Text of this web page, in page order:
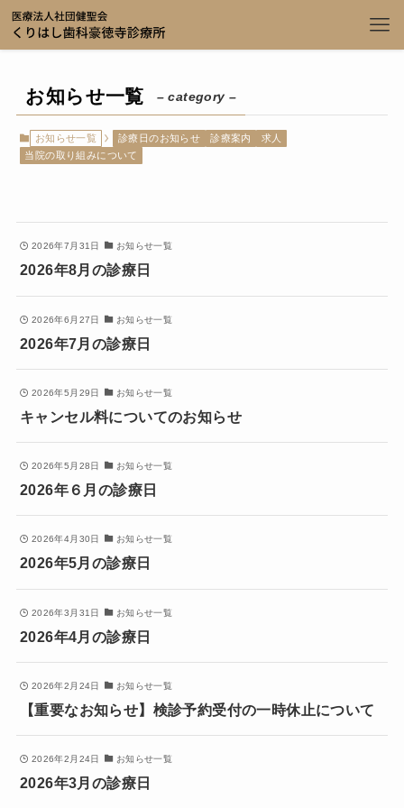
お知らせ一覧 – category –
お知らせ一覧 診療日のお知らせ 診療案内
求人
当院の取り組みについて
2026年7月31日 お知らせ一覧
2026年8月の診療日
2026年6月27日 お知らせ一覧
2026年7月の診療日
2026年5月29日 お知らせ一覧
キャンセル料についてのお知らせ
2026年5月28日 お知らせ一覧
2026年６月の診療日
2026年4月30日 お知らせ一覧
2026年5月の診療日
2026年3月31日 お知らせ一覧
2026年4月の診療日
2026年2月24日 お知らせ一覧
【重要なお知らせ】検診予約受付の一時休止について
2026年2月24日 お知らせ一覧
2026年3月の診療日